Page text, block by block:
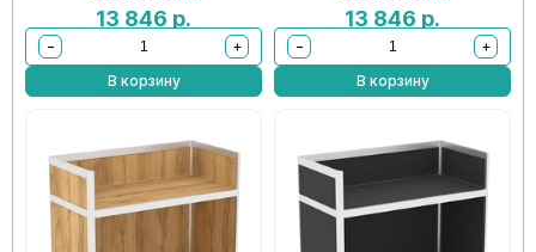
13 846 р.
−
+
В корзину
13 846 р.
−
+
В корзину